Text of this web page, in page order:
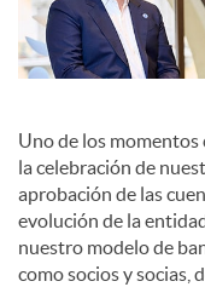
Uno de los momentos
la celebración de
aprobación de las
evolución de la
nuestro modelo de
como socios y socias,